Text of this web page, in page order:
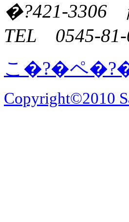
�?421-3306
TEL 0545-
こ�?�ペ�?�
Copyright©2010